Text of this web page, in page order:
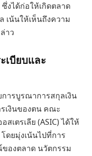
งได้ก่อให้เกิดตลาด
เน้นให้เห็นถึงความ
าว
เบียบและ
การบูรณาการสกุลเงิน
เงินของตน คณะ
เตรเลีย (ASIC) ได้ให้
ดยมุ่งเน้นไปที่การ
องตลาด นวัตกรรม